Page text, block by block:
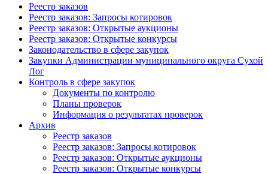
Реестр заказов
Реестр заказов: Запросы котировок
Реестр заказов: Открытые аукционы
Реестр заказов: Открытые конкурсы
Законодательство в сфере закупок
Закупки Администрации муниципального округа Сухой
Лог
Контроль в сфере закупок
Документы по контролю
Планы проверок
Информация о результатах проверок
Архив
Реестр заказов
Реестр заказов: Запросы котировок
Реестр заказов: Открытые аукционы
Реестр заказов: Открытые конкурсы